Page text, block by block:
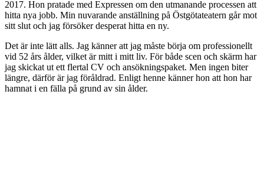
2017. Hon pratade med Expressen om den utmanande processen att
hitta nya jobb. Min nuvarande anställning på Östgötateatern går mot
sitt slut och jag försöker desperat hitta en ny.
Det är inte lätt alls. Jag känner att jag måste börja om professionellt
vid 52 års ålder, vilket är mitt i mitt liv. För både scen och skärm har
jag skickat ut ett flertal CV och ansökningspaket. Men ingen biter
längre, därför är jag föråldrad. Enligt henne känner hon att hon har
hamnat i en fälla på grund av sin ålder.